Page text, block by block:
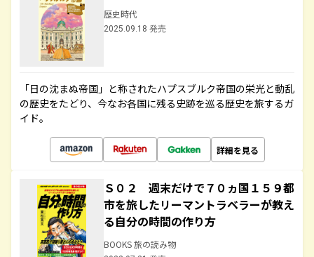
歴史時代
2025.09.18 発売
「日の沈まぬ帝国」と称されたハプスブルク帝国の栄光と動乱
の歴史をたどり、今なお各国に残る史跡を巡る歴史を旅するガ
イド。
詳細を見る
Ｓ０２ 週末だけで７０ヵ国１５９都
市を旅したリーマントラベラーが教え
る自分の時間の作り方
BOOKS 旅の読み物